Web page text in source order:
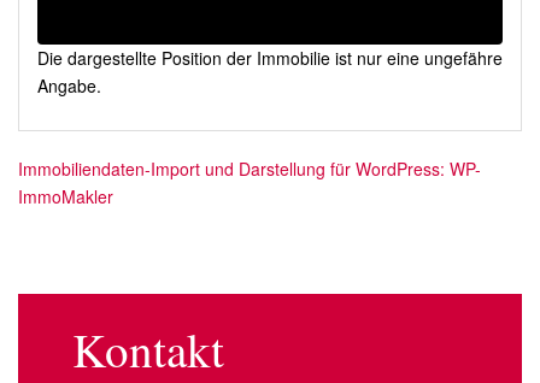
Die dargestellte Position der Immobilie ist nur eine ungefähre
Angabe.
Immobiliendaten-Import und Darstellung für WordPress: WP-
ImmoMakler
Kontakt